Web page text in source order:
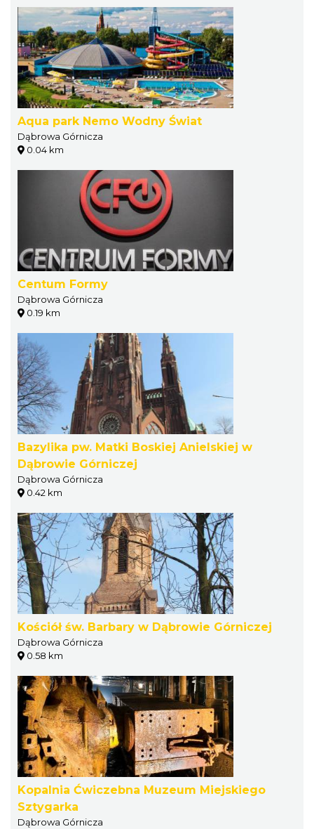
Aqua park Nemo Wodny Świat
Dąbrowa Górnicza
0.04 km
Centum Formy
Dąbrowa Górnicza
0.19 km
Bazylika pw. Matki Boskiej Anielskiej w
Dąbrowie Górniczej
Dąbrowa Górnicza
0.42 km
Kościół św. Barbary w Dąbrowie Górniczej
Dąbrowa Górnicza
0.58 km
Kopalnia Ćwiczebna Muzeum Miejskiego
Sztygarka
Dąbrowa Górnicza